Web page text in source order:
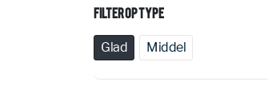
Filter Op Type
Glad Middel